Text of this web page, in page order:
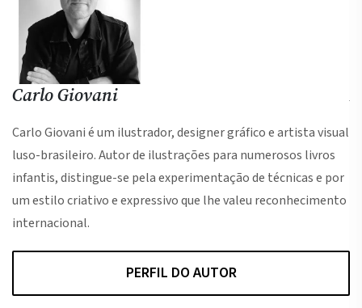
Carlo Giovani
Carlo Giovani é um ilustrador, designer gráfico e artista visual
luso-brasileiro. Autor de ilustrações para numerosos livros
infantis, distingue-se pela experimentação de técnicas e por
um estilo criativo e expressivo que lhe valeu reconhecimento
internacional.
PERFIL DO AUTOR